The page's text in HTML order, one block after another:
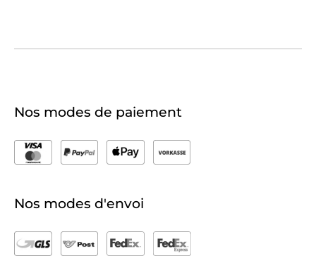
Nos modes de paiement
Nos modes d'envoi